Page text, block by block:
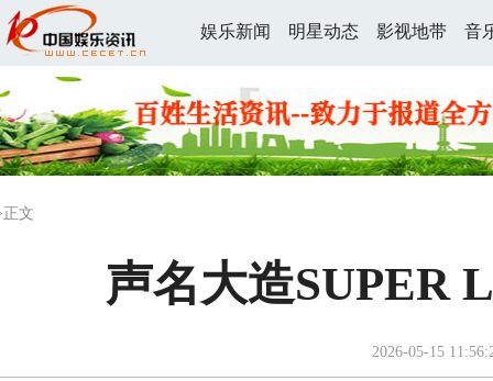
娱乐新闻 明星动态 影视地带 音
文
声名大造SUPER
2026-05-15